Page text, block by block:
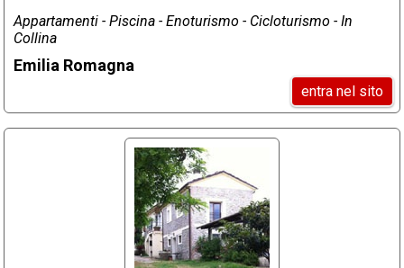
Appartamenti - Piscina - Enoturismo - Cicloturismo - In
Collina
Emilia Romagna
entra nel sito